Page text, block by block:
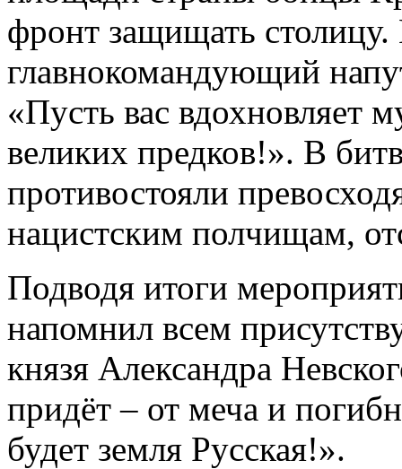
фронт защищать
главнокомандующий
«Пусть вас вдохновляет
великих предков!». В
противостояли
нацистским полчищам,
Подводя итоги
напомнил всем
князя Александра
придёт – от меча и
будет земля Русская!».